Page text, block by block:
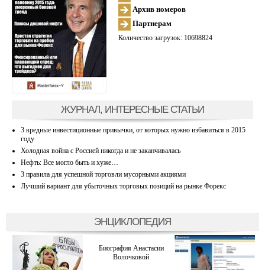
Архив номеров
Партнерам
Количество загрузок: 10698824
ЖУРНАЛ, ИНТЕРЕСНЫЕ СТАТЬИ
3 вредные инвестиционные привычки, от которых нужно избавиться в 2015
году
Холодная война с Россией никогда и не заканчивалась
Нефть: Все могло быть и хуже…
3 правила для успешной торговли мусорными акциями
Лучший вариант для убыточных торговых позиций на рынке Форекс
ЭНЦИКЛОПЕДИЯ
Биография Анастасии
Волочковой